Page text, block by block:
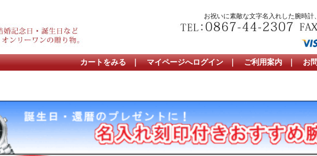
お祝いに素敵な文字名入れした腕時
カートをみる ｜ マイページへログイン ｜ ご利用案内 ｜ お